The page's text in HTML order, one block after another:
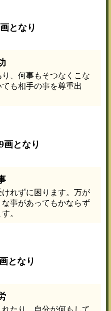
となり
、何事もそつなくこな
も相手の事を尊重出
となり
れずに困ります。万が
事があってもかならず
。
となり